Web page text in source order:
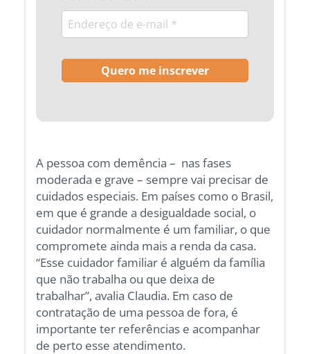
A pessoa com demência – nas fases
moderada e grave – sempre vai precisar de
cuidados especiais. Em países como o Brasil,
em que é grande a desigualdade social, o
cuidador normalmente é um familiar, o que
compromete ainda mais a renda da casa.
“Esse cuidador familiar é alguém da família
que não trabalha ou que deixa de
trabalhar”, avalia Claudia. Em caso de
contratação de uma pessoa de fora, é
importante ter referências e acompanhar
de perto esse atendimento.